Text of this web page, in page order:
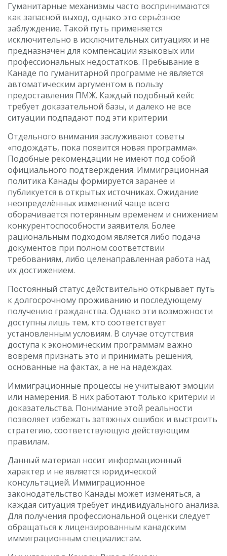
Гуманитарные механизмы часто воспринимаются
как запасной выход, однако это серьёзное
заблуждение. Такой путь применяется
исключительно в исключительных ситуациях и не
предназначен для компенсации языковых или
профессиональных недостатков. Пребывание в
Канаде по гуманитарной программе не является
автоматическим аргументом в пользу
предоставления ПМЖ. Каждый подобный кейс
требует доказательной базы, и далеко не все
ситуации подпадают под эти критерии.
Отдельного внимания заслуживают советы
«подождать, пока появится новая программа».
Подобные рекомендации не имеют под собой
официального подтверждения. Иммиграционная
политика Канады формируется заранее и
публикуется в открытых источниках. Ожидание
неопределённых изменений чаще всего
оборачивается потерянным временем и снижением
конкурентоспособности заявителя. Более
рациональным подходом является либо подача
документов при полном соответствии
требованиям, либо целенаправленная работа над
их достижением.
Постоянный статус действительно открывает путь
к долгосрочному проживанию и последующему
получению гражданства. Однако эти возможности
доступны лишь тем, кто соответствует
установленным условиям. В случае отсутствия
доступа к экономическим программам важно
вовремя признать это и принимать решения,
основанные на фактах, а не на надеждах.
Иммиграционные процессы не учитывают эмоции
или намерения. В них работают только критерии и
доказательства. Понимание этой реальности
позволяет избежать затяжных ошибок и выстроить
стратегию, соответствующую действующим
правилам.
Данный материал носит информационный
характер и не является юридической
консультацией. Иммиграционное
законодательство Канады может изменяться, а
каждая ситуация требует индивидуального анализа.
Для получения профессиональной оценки следует
обращаться к лицензированным канадским
иммиграционным специалистам.